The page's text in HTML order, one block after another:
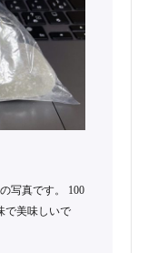
写真です。 100
で美味しいで